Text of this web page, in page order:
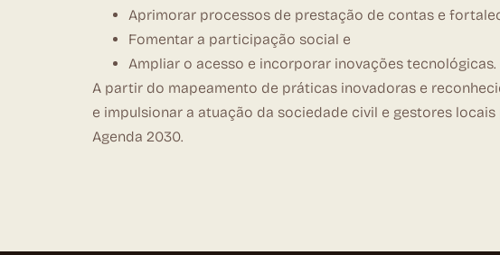
Aprimorar processos de prestação de contas e
Fomentar a participação social e
Ampliar o acesso e incorporar inovações tecnológicas.
A partir do mapeamento de práticas inovadoras e
e impulsionar a atuação da sociedade civil e gestores
Agenda 2030.